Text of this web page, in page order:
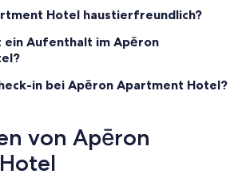
Hotel haustierfreundlich?
Aufenthalt im Apēron
in bei Apēron Apartment Hotel?
von Apēron